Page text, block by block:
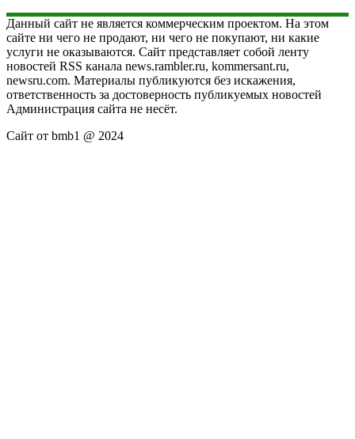
Данный сайт не является коммерческим проектом. На этом
сайте ни чего не продают, ни чего не покупают, ни какие
услуги не оказываются. Сайт представляет собой ленту
новостей RSS канала news.rambler.ru, kommersant.ru,
newsru.com. Материалы публикуются без искажения,
ответственность за достоверность публикуемых новостей
Администрация сайта не несёт.
Сайт от bmb1 @ 2024